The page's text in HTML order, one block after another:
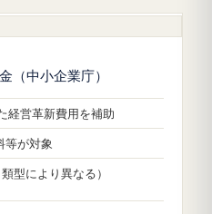
（中小企業庁）
経営革新費用を補助
等が対象
型により異なる）